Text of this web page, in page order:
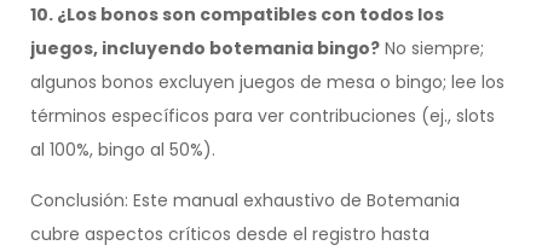
10. ¿Los bonos son compatibles con todos los
juegos, incluyendo botemania bingo? No siempre;
algunos bonos excluyen juegos de mesa o bingo; lee los
términos específicos para ver contribuciones (ej., slots
al 100%, bingo al 50%).
Conclusión: Este manual exhaustivo de Botemania
cubre aspectos críticos desde el registro hasta